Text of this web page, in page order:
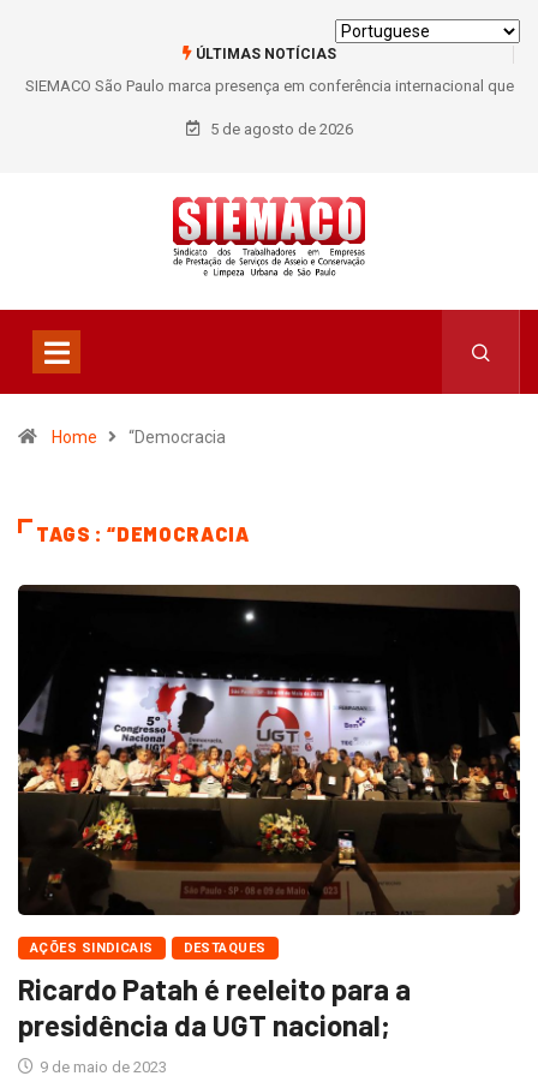
ÚLTIMAS NOTÍCIAS
SIEMACO São Paulo marca presença em conferência internacional que
debate os desafios do setor de limpeza e segurança
5 de agosto de 2026
Home “Democracia
TAGS : “DEMOCRACIA
AÇÕES SINDICAIS DESTAQUES
Ricardo Patah é reeleito para a
presidência da UGT nacional;
9 de maio de 2023